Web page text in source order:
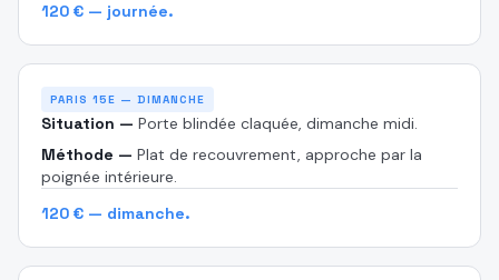
120 € — journée.
PARIS 15E — DIMANCHE
Situation — Porte blindée claquée, dimanche midi.
Méthode — Plat de recouvrement, approche par la
poignée intérieure.
120 € — dimanche.